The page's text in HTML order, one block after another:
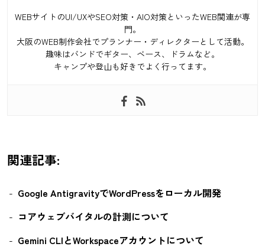
WEBサイトのUI/UXやSEO対策・AIO対策といったWEB関連が専
門。
大阪のWEB制作会社でプランナー・ディレクターとして活動。
趣味はバンドでギター、ベース、ドラムなど。
キャンプや登山も好きでよく行ってます。
関連記事:
Google AntigravityでWordPressをローカル開発
コアウェブバイタルの計測について
Gemini CLIとWorkspaceアカウントについて